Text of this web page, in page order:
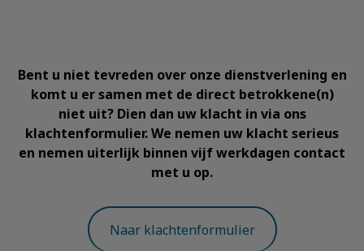
Bent u niet tevreden over onze dienstverlening en
komt u er samen met de direct betrokkene(n)
niet uit? Dien dan uw klacht in via ons
klachtenformulier. We nemen uw klacht serieus
en nemen uiterlijk binnen vijf werkdagen contact
met u op.
Naar klachtenformulier